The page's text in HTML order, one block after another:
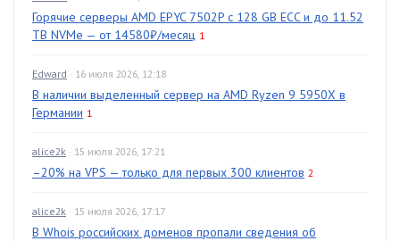
Горячие серверы AMD EPYC 7502P с 128 GB ECC и до 11.52
TB NVMe — от 14580₽/месяц 1
Edward · 16 июля 2026, 12:18
В наличии выделенный сервер на AMD Ryzen 9 5950X в
Германии 1
alice2k · 15 июля 2026, 17:21
–20% на VPS — только для первых 300 клиентов 2
alice2k · 15 июля 2026, 17:17
В Whois российских доменов пропали сведения об